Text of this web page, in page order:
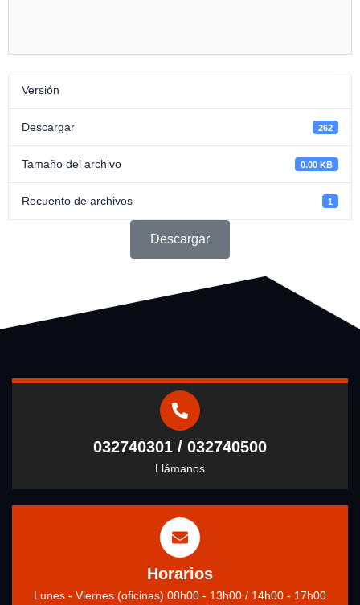
Versión
Descargar 262
Tamaño del archivo 0.00 KB
Recuento de archivos 1
Descargar
032740301 / 032740500
Llámanos
Horarios
Lunes - Viernes (oficinas) 08h00 - 13h00 / 14h00 - 17h00